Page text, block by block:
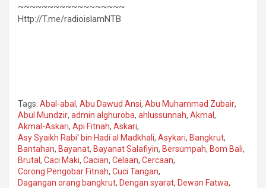
~~~~~~~~~~~~~~~~~~
Http://T.me/radioislamNTB
Tags: Abal-abal , Abu Dawud Ansi, Abu Muhammad Zubair,
Abul Mundzir, admin alghuroba, ahlussunnah, Akmal ,
Akmal-Askari, Api Fitnah, Askari,
Asy Syaikh Rabi' bin Hadi al Madkhali, Asykari, Bangkrut,
Bantahan, Bayanat, Bayanat Salafiyin, Bersumpah, Bom Bali,
Brutal , Caci Maki, Cacian, Celaan, Cercaan,
Corong Pengobar Fitnah, Cuci Tangan,
Dagangan orang bangkrut, Dengan syarat, Dewan Fatwa,